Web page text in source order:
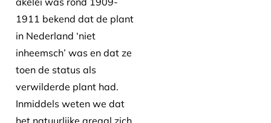
1911 bekend dat de plant
in Nederland ‘niet
inheemsch’ was en dat ze
toen de status als
verwilderde plant had.
Inmiddels weten we dat
het natuurlijke areaal zich